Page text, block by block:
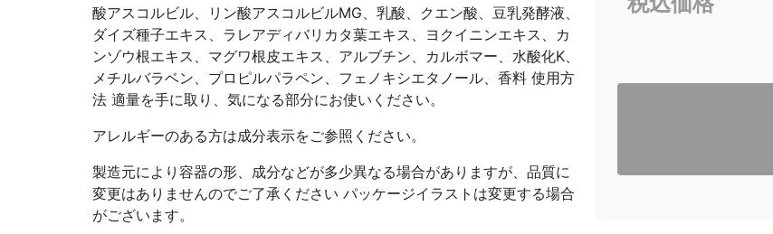
酸アスコルビル、リン酸アスコルビルMG、乳酸、クエン酸、豆乳発酵液、
ダイズ種子エキス、ラレアディバリカタ葉エキス、ヨクイニンエキス、カ
ンゾウ根エキス、マグワ根皮エキス、アルブチン、カルボマー、水酸化K、
メチルバラベン、プロピルパラペン、フェノキシエタノール、香料 使用方
法 適量を手に取り、気になる部分にお使いください。
アレルギーのある方は成分表示をご参照ください。
製造元により容器の形、成分などが多少異なる場合がありますが、品質に
変更はありませんのでご了承ください パッケージイラストは変更する場合
がございます。